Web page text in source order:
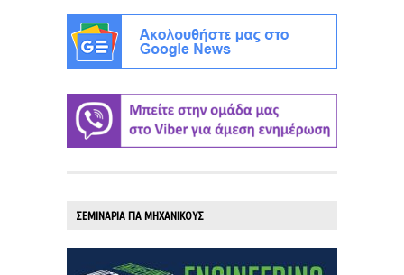
ΣΕΜΙΝΑΡΙΑ ΓΙΑ ΜΗΧΑΝΙΚΟΥΣ